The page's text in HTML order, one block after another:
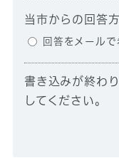
当市からの回答
回答をメールで
書き込みが終わ
してください。